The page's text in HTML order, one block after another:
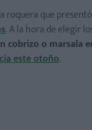
roquera que
. A la hora de elegir
cobrizo o marsala
este otoño.